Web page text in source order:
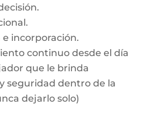
incorporación.
continuo desde el día
que le brinda
seguridad dentro de la
dejarlo solo)